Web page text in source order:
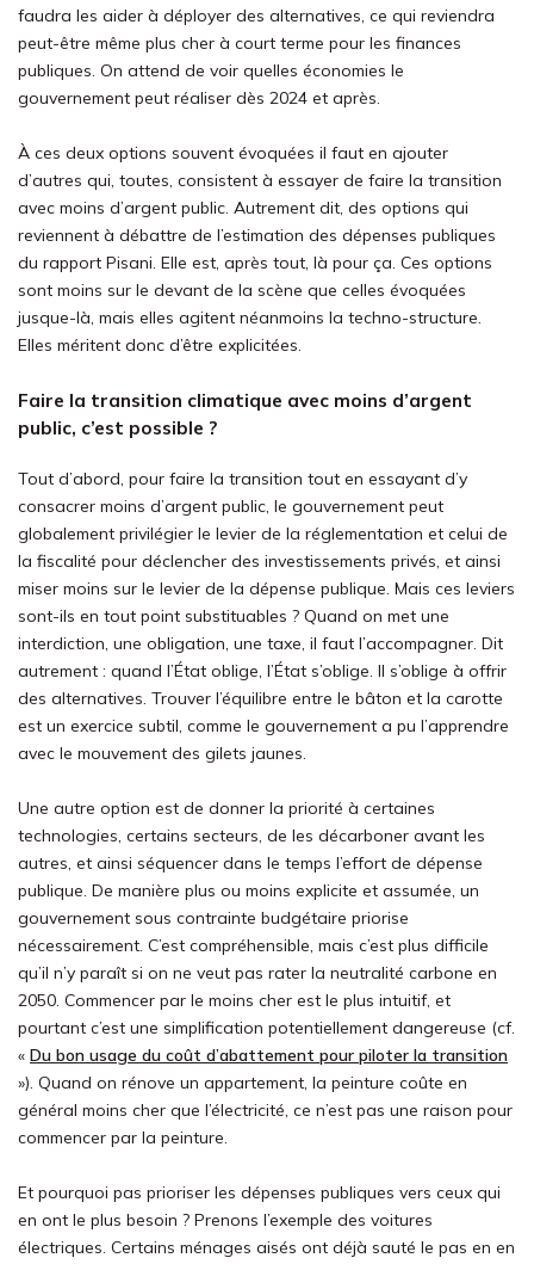
faudra les aider à déployer des alternatives, ce qui reviendra
peut-être même plus cher à court terme pour les finances
publiques. On attend de voir quelles économies le
gouvernement peut réaliser dès 2024 et après.
À ces deux options souvent évoquées il faut en ajouter
d’autres qui, toutes, consistent à essayer de faire la transition
avec moins d’argent public. Autrement dit, des options qui
reviennent à débattre de l’estimation des dépenses publiques
du rapport Pisani. Elle est, après tout, là pour ça. Ces options
sont moins sur le devant de la scène que celles évoquées
jusque-là, mais elles agitent néanmoins la techno-structure.
Elles méritent donc d’être explicitées.
Faire la transition climatique avec moins d’argent
public, c’est possible ?
Tout d’abord, pour faire la transition tout en essayant d’y
consacrer moins d’argent public, le gouvernement peut
globalement privilégier le levier de la réglementation et celui de
la fiscalité pour déclencher des investissements privés, et ainsi
miser moins sur le levier de la dépense publique. Mais ces leviers
sont-ils en tout point substituables ? Quand on met une
interdiction, une obligation, une taxe, il faut l’accompagner. Dit
autrement : quand l’État oblige, l’État s’oblige. Il s’oblige à offrir
des alternatives. Trouver l’équilibre entre le bâton et la carotte
est un exercice subtil, comme le gouvernement a pu l’apprendre
avec le mouvement des gilets jaunes.
Une autre option est de donner la priorité à certaines
technologies, certains secteurs, de les décarboner avant les
autres, et ainsi séquencer dans le temps l’effort de dépense
publique. De manière plus ou moins explicite et assumée, un
gouvernement sous contrainte budgétaire priorise
nécessairement. C’est compréhensible, mais c’est plus difficile
qu’il n’y paraît si on ne veut pas rater la neutralité carbone en
2050. Commencer par le moins cher est le plus intuitif, et
pourtant c’est une simplification potentiellement dangereuse (cf.
« Du bon usage du coût d’abattement pour piloter la transition
»). Quand on rénove un appartement, la peinture coûte en
général moins cher que l’électricité, ce n’est pas une raison pour
commencer par la peinture.
Et pourquoi pas prioriser les dépenses publiques vers ceux qui
en ont le plus besoin ? Prenons l’exemple des voitures
électriques. Certains ménages aisés ont déjà sauté le pas en en